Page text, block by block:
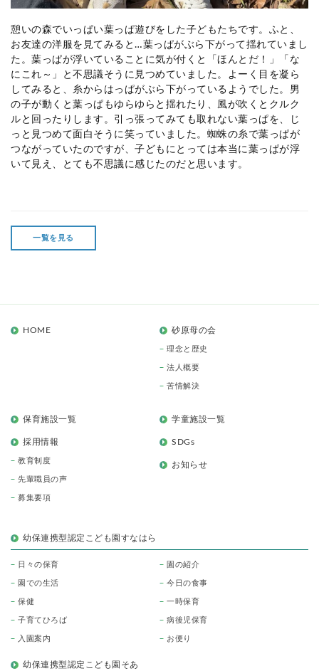
憩いの森でいっぱい葉っぱ遊びをした子どもたちです。ふと、
お友達の洋服を見てみると…葉っぱがぶら下がって揺れていまし
た。葉っぱが浮いていることに気が付くと「ほんとだ！」「な
にこれ～」と不思議そうに見つめていました。よーく目を凝ら
してみると、糸からはっぱがぶら下がっているようでした。男
の子が動くと葉っぱもゆらゆらと揺れたり、風が吹くとクルク
ルと回ったりします。引っ張ってみても取れない葉っぱを、じ
っと見つめて面白そうに笑っていました。蜘蛛の糸で葉っぱが
つながっていたのですが、子どもにとっては本当に葉っぱが浮
いて見え、とても不思議に感じたのだと思います。
一覧を見る
HOME 砂原母の会
理念と歴史
法人概要
苦情解決
保育施設一覧 学童施設一覧
採用情報
教育制度
先輩職員の声
募集要項
SDGs
お知らせ
幼保連携型認定こども園すなはら
日々の保育 園の紹介
園での生活 今日の食事
保健 一時保育
子育てひろば 病後児保育
入園案内 お便り
幼保連携型認定こども園そあ